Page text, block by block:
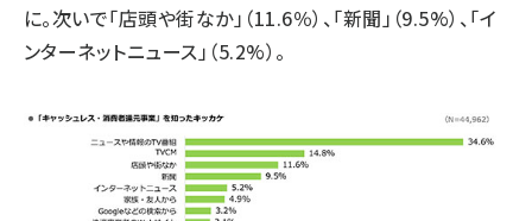
に。次いで「店頭や街なか」（11.6％）、「新聞」（9.5%）、「イ
ンターネットニュース」（5.2%）。